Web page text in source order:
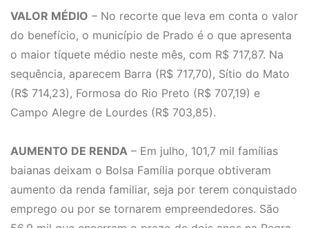
VALOR MÉDIO – No recorte que leva em conta o valor
do benefício, o município de Prado é o que apresenta
o maior tíquete médio neste mês, com R$ 717,87. Na
sequência, aparecem Barra (R$ 717,70), Sítio do Mato
(R$ 714,23), Formosa do Rio Preto (R$ 707,19) e
Campo Alegre de Lourdes (R$ 703,85).
AUMENTO DE RENDA – Em julho, 101,7 mil famílias
baianas deixam o Bolsa Família porque obtiveram
aumento da renda familiar, seja por terem conquistado
emprego ou por se tornarem empreendedores. São